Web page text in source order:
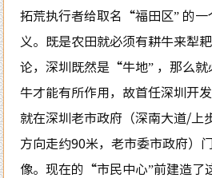
拓荒执行者给取名“福田区” 的
义。既是农田就必须有耕牛来犁
论，深圳既然是“牛地” ，那么
牛才能有所作用，故首任深圳开
就在深圳老市政府（深南大道/上
方向走约90米，老市委市政府）
像。现在的“市民中心”前建造